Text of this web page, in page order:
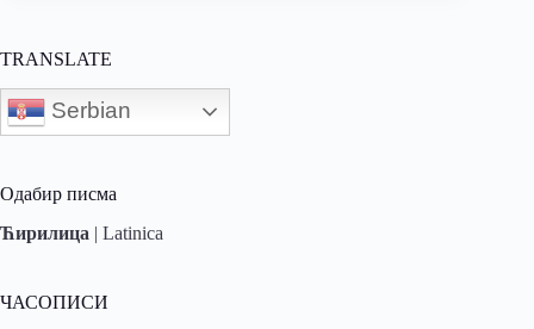
TRANSLATE
Serbian
Одабир писма
Ћирилица | Latinica
ЧАСОПИСИ